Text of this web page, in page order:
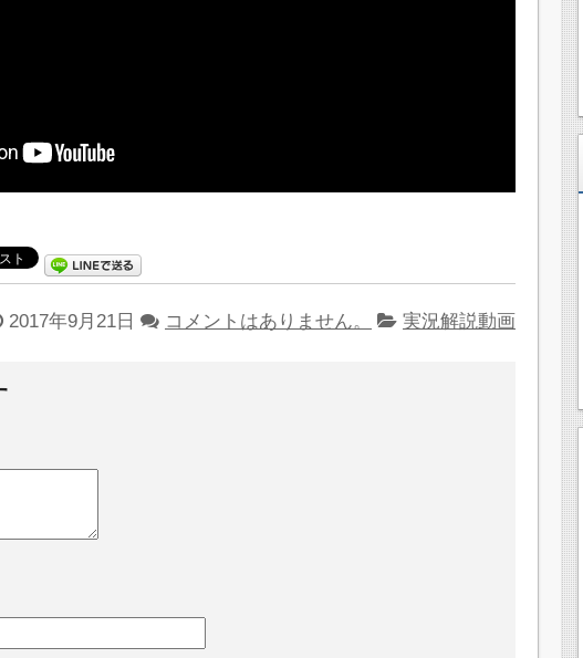
2017年9月21日 コメントはありません。 実況解説動画